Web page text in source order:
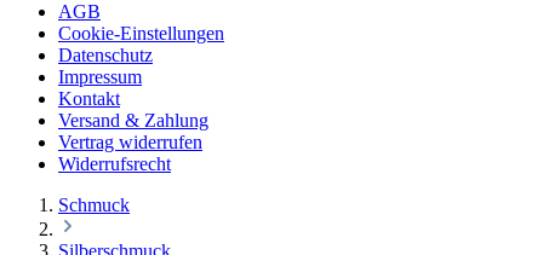
AGB
Cookie-Einstellungen
Datenschutz
Impressum
Kontakt
Versand & Zahlung
Vertrag widerrufen
Widerrufsrecht
Schmuck
Silberschmuck